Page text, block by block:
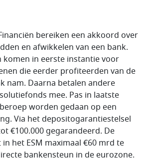
bereiken een akkoord over
en afwikkelen van een bank.
komen in eerste instantie voor
die eerder profiteerden van de
nam. Daarna betalen andere
mee. Pas in laatste
worden gedaan op een
Via het depositogarantiestelsel
€100.000 gegarandeerd. De
het ESM maximaal €60 mrd te
bankensteun in de eurozone.